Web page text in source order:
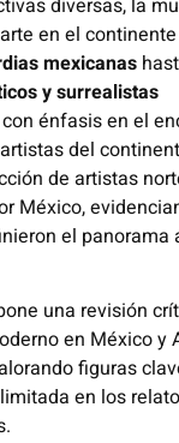
en el
mexicanas
y surrealistas
énfasis en el
del
de artistas
México,
el panorama
una revisión
en México y
figuras
en los